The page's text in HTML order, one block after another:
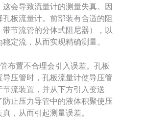
这会导致流量计的测量失真。因
孔板流量计。前部装有合适的阻
带节流管的分体式阻尼器），以
定流，从而实现精确测量。
置不合理会引入误差。孔板
导压管时，孔板流量计使导压管
节流装置，并从下方引入变送
防止压力导管中的液体积聚使压
，从而引起测量误差。